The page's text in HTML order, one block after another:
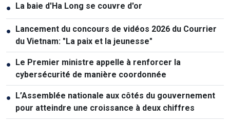
● La baie d'Ha Long se couvre d'or
● Lancement du concours de vidéos 2026 du Courrier
du Vietnam: "La paix et la jeunesse"
● Le Premier ministre appelle à renforcer la
cybersécurité de manière coordonnée
● L’Assemblée nationale aux côtés du gouvernement
pour atteindre une croissance à deux chiffres